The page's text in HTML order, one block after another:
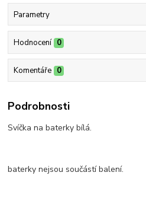
Parametry
Hodnocení 0
Komentáře 0
Podrobnosti
Svíčka na baterky bílá.
baterky nejsou součástí balení.